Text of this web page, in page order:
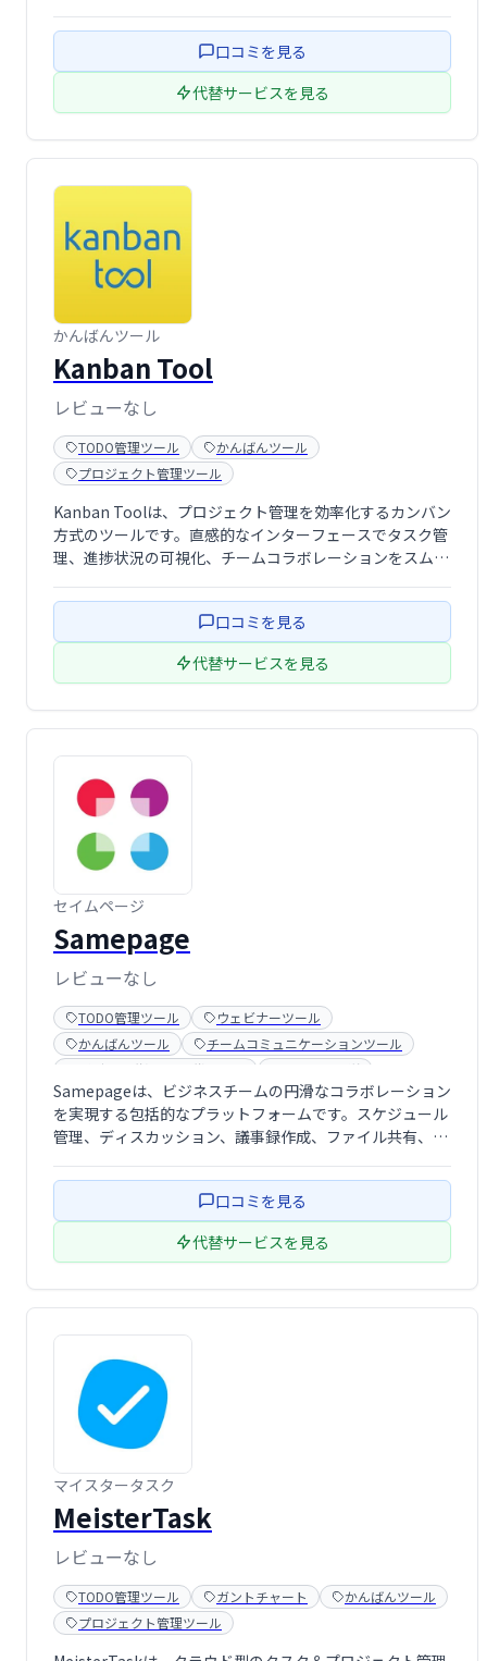
け、ワークフローの最適化を支援します。インタラクティ
ブなシステムにより、チーム全体での …
口コミを見る
代替サービスを見る
かんばんツール
Kanban Tool
レビューなし
TODO管理ツール
かんばんツール
プロジェクト管理ツール
Kanban Toolは、プロジェクト管理を効率化するカンバン
方式のツールです。直感的なインターフェースでタスク管
理、進捗状況の可視化、チームコラボレーションをスムー
ゆる規模のプロジェクトに対応します。効率的なワークフ
ロー構築と生産性向上を実現し、 …
口コミを見る
代替サービスを見る
セイムページ
Samepage
レビューなし
TODO管理ツール
ウェビナーツール
かんばんツール
チームコミュニケーションツール
ビデオ会議(WEB会議)ツール
ファイル転送
プロジェクト管理ツール
Samepageは、ビジネスチームの円滑なコラボレーション
を実現する包括的なプラットフォームです。スケジュール
管理、ディスカッション、議事録作成、ファイル共有、イ
必要な機能を一つに集約。情報の一元化による効率化と、
スムーズなコミュニケーション促進 …
口コミを見る
代替サービスを見る
マイスタータスク
MeisterTask
レビューなし
TODO管理ツール ガントチャート
かんばんツール
プロジェクト管理ツール